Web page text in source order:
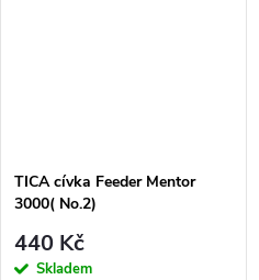
TICA cívka Feeder Mentor
3000( No.2)
440 Kč
Skladem